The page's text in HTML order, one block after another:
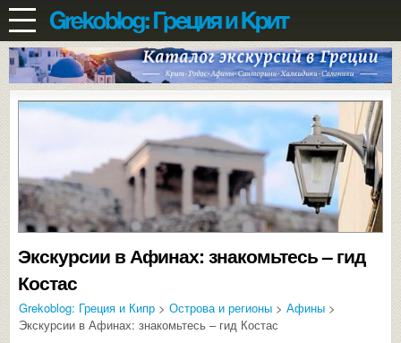
Экскурсии в Афинах: знакомьтесь – гид
Костас
Grekoblog: Греция и Кипр > Острова и регионы > Афины >
Экскурсии в Афинах: знакомьтесь – гид Костас